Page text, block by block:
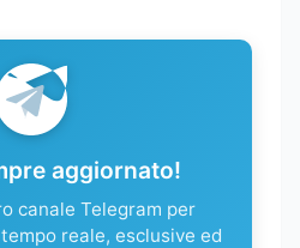
aggiornato!
canale Telegram per
reale, esclusive ed